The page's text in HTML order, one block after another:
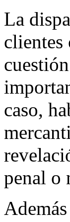
La
clientes
caso,
penal o